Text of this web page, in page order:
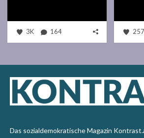
3K 164 257
Das sozialdemokratische Magazin